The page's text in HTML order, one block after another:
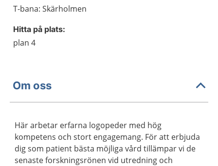
T-bana: Skärholmen
Hitta på plats:
plan 4
Om oss
Här arbetar erfarna logopeder med hög
kompetens och stort engagemang. För att erbjuda
dig som patient bästa möjliga vård tillämpar vi de
senaste forskningsrönen vid utredning och